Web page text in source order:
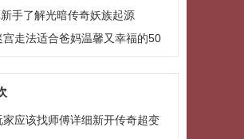
手了解光暗传奇妖族起源
宫走法适合爸妈温馨又幸福的50
家应该找师傅详细新开传奇超变